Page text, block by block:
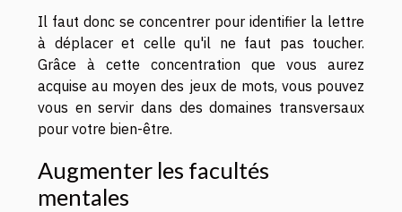
Il faut donc se concentrer pour identifier la lettre
à déplacer et celle qu'il ne faut pas toucher.
Grâce à cette concentration que vous aurez
acquise au moyen des jeux de mots, vous pouvez
vous en servir dans des domaines transversaux
pour votre bien-être.
Augmenter les facultés
mentales